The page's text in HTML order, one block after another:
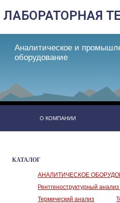
Аналитическое и
оборудование
О КОМПАНИИ
КАТАЛОГ
АНАЛИТИЧЕСКОЕ
Рентгеноструктурный
Термический анализ